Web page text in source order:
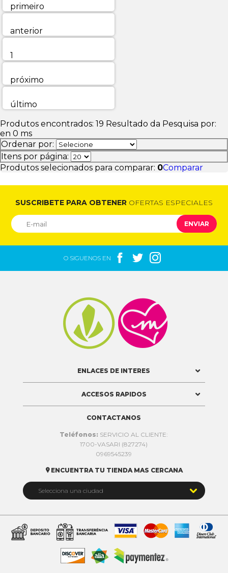
primeiro
anterior
1
próximo
último
Produtos encontrados: 19 Resultado da Pesquisa por:
en 0 ms
Ordenar por:
Itens por página:
Produtos selecionados para comparar: 0Comparar
SUSCRIBETE PARA OBTENER OFERTAS ESPECIALES
ENVIAR
O SIGUENOS EN   

ENLACES DE INTERES
ACCESOS RAPIDOS
CONTACTANOS
Teléfonos: SERVICIO AL CLIENTE:
1700-VASARI (827274)
0969545239
 ENCUENTRA TU TIENDA MAS CERCANA
Selecciona una ciudad 
Cuenca